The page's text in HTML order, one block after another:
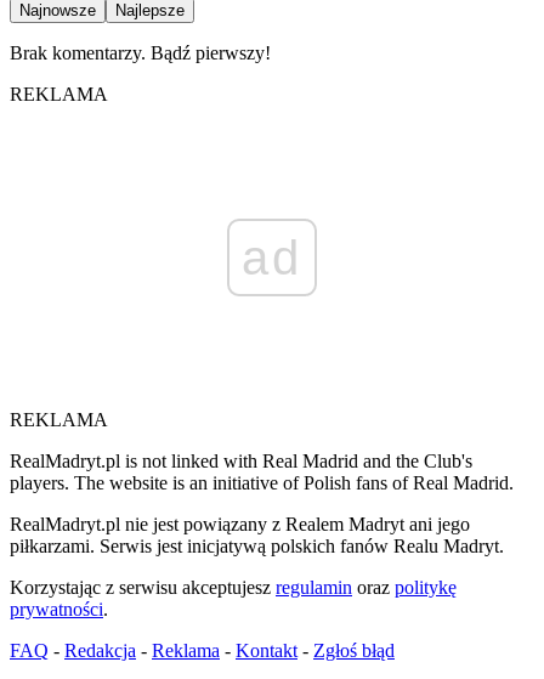
Najnowsze Najlepsze
Brak komentarzy. Bądź pierwszy!
REKLAMA
ad
REKLAMA
RealMadryt.pl is not linked with Real Madrid and the Club's
players. The website is an initiative of Polish fans of Real Madrid.
RealMadryt.pl nie jest powiązany z Realem Madryt ani jego
piłkarzami. Serwis jest inicjatywą polskich fanów Realu Madryt.
Korzystając z serwisu akceptujesz regulamin oraz politykę
prywatności.
FAQ - Redakcja - Reklama - Kontakt - Zgłoś błąd